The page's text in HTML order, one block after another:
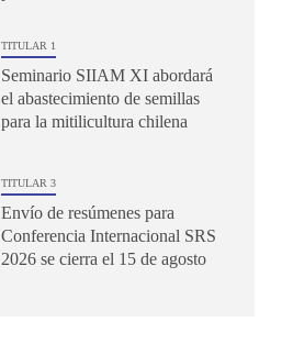
TITULAR 1
Seminario SIIAM XI abordará
el abastecimiento de semillas
para la mitilicultura chilena
TITULAR 3
Envío de resúmenes para
Conferencia Internacional SRS
2026 se cierra el 15 de agosto